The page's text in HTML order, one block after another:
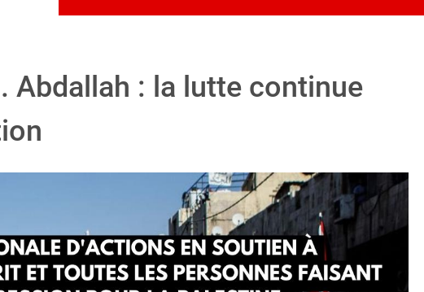
Abdallah : la lutte continue